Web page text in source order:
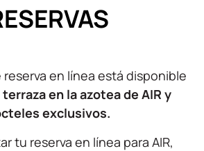
reserva en línea está disponible
terraza en la azotea de AIR y
exclusivos.
tu reserva en línea para AIR,